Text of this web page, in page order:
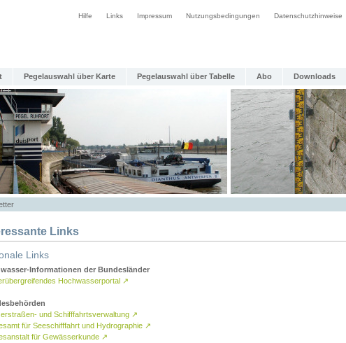
Hilfe Links Impressum Nutzungsbedingungen Datenschutzhinweise
Pegelauswahl über Karte Pegelauswahl über Tabelle Abo Downloads
Links
Links
Informationen der Bundesländer
Hochwasserportal ↗
und Schifffahrtsverwaltung ↗
für Seeschifffahrt und Hydrographie ↗
für Gewässerkunde ↗